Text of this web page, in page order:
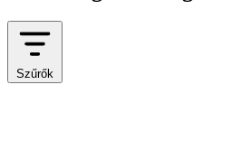
Szűrők